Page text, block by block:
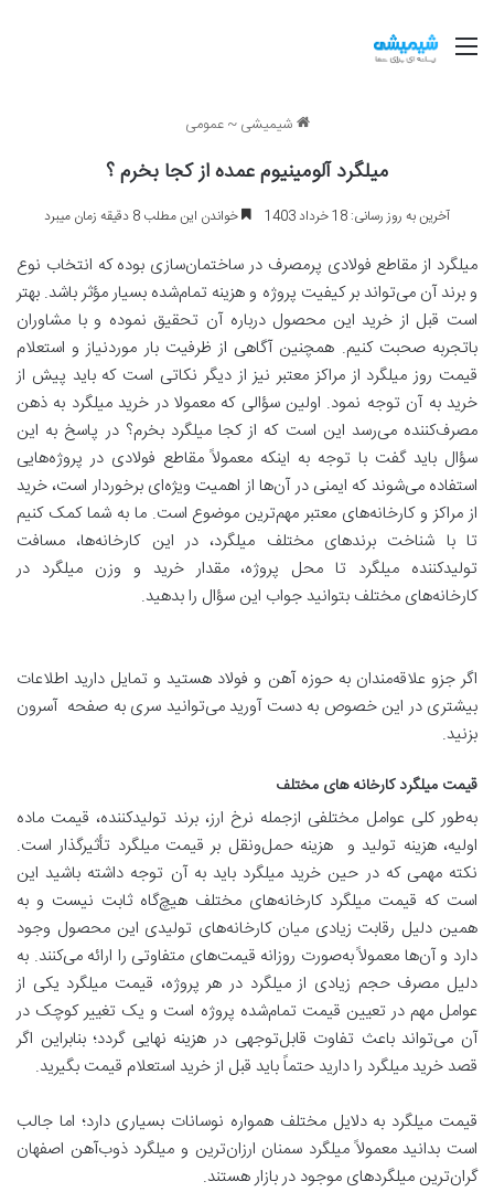
منو
شیمیشی ~ عمومی
میلگرد آلومینیوم عمده از کجا بخرم ؟
آخرین به روز رسانی: 18 خرداد 1403 خواندن این مطلب 8 دقیقه زمان میبرد
میلگرد از مقاطع فولادی پرمصرف در ساختمان‌سازی بوده که انتخاب نوع
و برند آن می‌تواند بر کیفیت پروژه و هزینه تمام‌شده بسیار مؤثر باشد. بهتر
است قبل از خرید این محصول درباره آن تحقیق نموده و با مشاوران
باتجربه صحبت کنیم. همچنین آگاهی از ظرفیت بار موردنیاز و استعلام
قیمت روز میلگرد از مراکز معتبر نیز از دیگر نکاتی است که باید پیش از
خرید به آن توجه نمود. اولین سؤالی که معمولا در خرید میلگرد به ذهن
مصرف‌کننده می‌رسد این است که از کجا میلگرد بخرم؟ در پاسخ به این
سؤال باید گفت با توجه به اینکه معمولاً مقاطع فولادی در پروژه‌هایی
استفاده می‌شوند که ایمنی در آن‌ها از اهمیت ویژه‌ای برخوردار است، خرید
از مراکز و کارخانه‌های معتبر مهم‌ترین موضوع است. ما به شما کمک کنیم
تا با شناخت برندهای مختلف میلگرد، در این کارخانه‌ها، مسافت
تولیدکننده میلگرد تا محل پروژه، مقدار خرید و وزن میلگرد در
کارخانه‌های مختلف بتوانید جواب این سؤال را بدهید.
اگر جزو علاقه‌مندان به حوزه آهن و فولاد هستید و تمایل دارید اطلاعات
بیشتری در این خصوص به دست آورید می‌توانید سری به صفحه آسرون
بزنید.
قیمت میلگرد کارخانه های مختلف
به‌طور کلی عوامل مختلفی ازجمله نرخ ارز، برند تولیدکننده، قیمت ماده
اولیه، هزینه تولید و هزینه حمل‌ونقل بر قیمت میلگرد تأثیرگذار است.
نکته مهمی که در حین خرید میلگرد باید به آن توجه داشته باشید این
است که قیمت میلگرد کارخانه‌های مختلف هیچ‌گاه ثابت نیست و به
همین دلیل رقابت زیادی میان کارخانه‌های تولیدی این محصول وجود
دارد و آن‌ها معمولاً به‌صورت روزانه قیمت‌های متفاوتی را ارائه می‌کنند. به
دلیل مصرف حجم زیادی از میلگرد در هر پروژه، قیمت میلگرد یکی از
عوامل مهم در تعیین قیمت تمام‌شده پروژه است و یک تغییر کوچک در
آن می‌تواند باعث تفاوت قابل‌توجهی در هزینه نهایی گردد؛ بنابراین اگر
قصد خرید میلگرد را دارید حتماً باید قبل از خرید استعلام قیمت بگیرید.
قیمت میلگرد به دلایل مختلف همواره نوسانات بسیاری دارد؛ اما جالب
است بدانید معمولاً میلگرد سمنان ارزان‌ترین و میلگرد ذوب‌آهن اصفهان
گران‌ترین میلگردهای موجود در بازار هستند.